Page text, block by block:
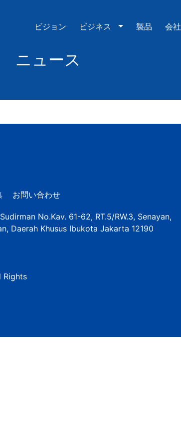
ビジョン
ビジネス 製品 会社
ニュース
お問い合わせ
No.Kav. 61-62, RT.5/RW.3, Senayan,
Daerah Khusus Ibukota Jakarta 12190
Rights